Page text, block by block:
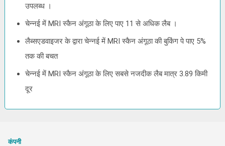
उपलब्ध ।
चेन्नई में MRI स्कैन अंगूठा के लिए पाए 11 से अधिक लैब ।
लैब्सएडवाइजर के द्वारा चेन्नई में MRI स्कैन अंगूठा की बुकिंग पे पाए 5%
तक की बचत
चेन्नई में MRI स्कैन अंगूठा के लिए सबसे नजदीक लैब मात्र 3.89 किमी
दूर
कंपनी